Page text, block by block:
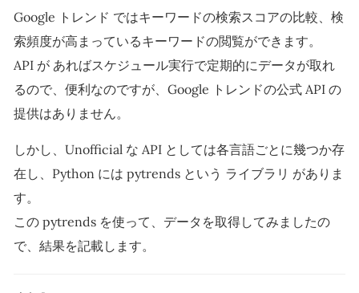
Google トレンド ではキーワードの検索スコアの比較、検
索頻度が高まっているキーワードの閲覧ができます。
API が あればスケジュール実行で定期的にデータが取れ
るので、便利なのですが、Google トレンドの公式 API の
提供はありません。
しかし、Unofficial な API としては各言語ごとに幾つか存
在し、Python には pytrends という ライブラリ がありま
す。
この pytrends を使って、データを取得してみましたの
で、結果を記載します。